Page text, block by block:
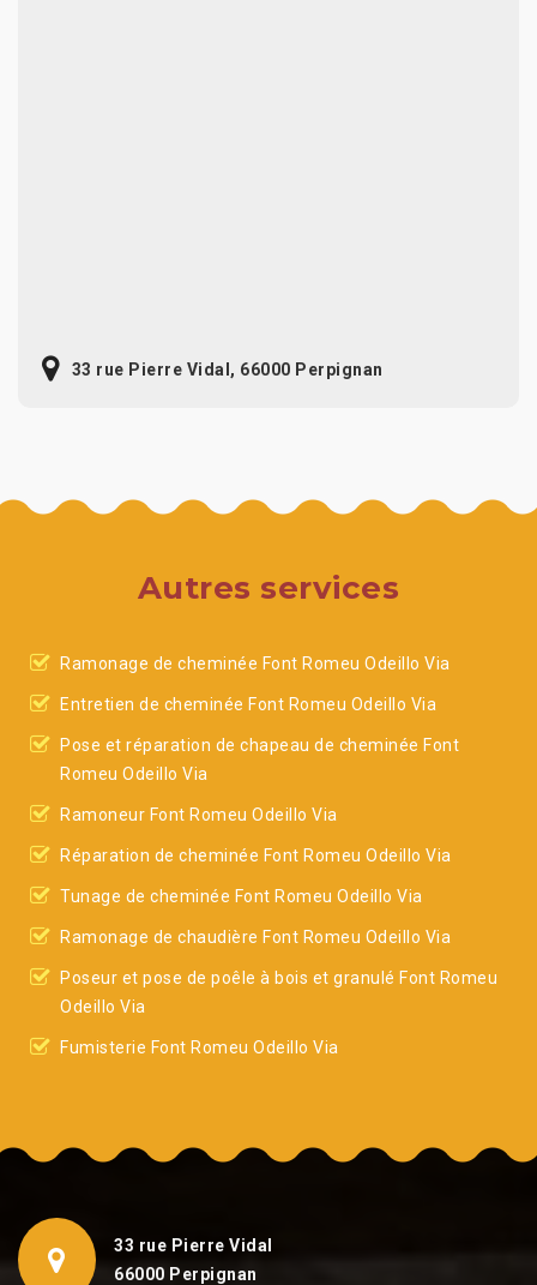
33 rue Pierre Vidal, 66000 Perpignan
Autres services
Ramonage de cheminée Font Romeu Odeillo Via
Entretien de cheminée Font Romeu Odeillo Via
Pose et réparation de chapeau de cheminée Font
Romeu Odeillo Via
Ramoneur Font Romeu Odeillo Via
Réparation de cheminée Font Romeu Odeillo Via
Tunage de cheminée Font Romeu Odeillo Via
Ramonage de chaudière Font Romeu Odeillo Via
Poseur et pose de poêle à bois et granulé Font Romeu
Odeillo Via
Fumisterie Font Romeu Odeillo Via
33 rue Pierre Vidal
66000 Perpignan